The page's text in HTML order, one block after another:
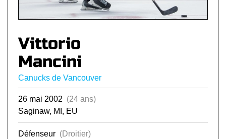
Vittorio
Mancini
Canucks de Vancouver
26 mai 2002 (24 ans)
Saginaw, MI, EU
Défenseur (Droitier)